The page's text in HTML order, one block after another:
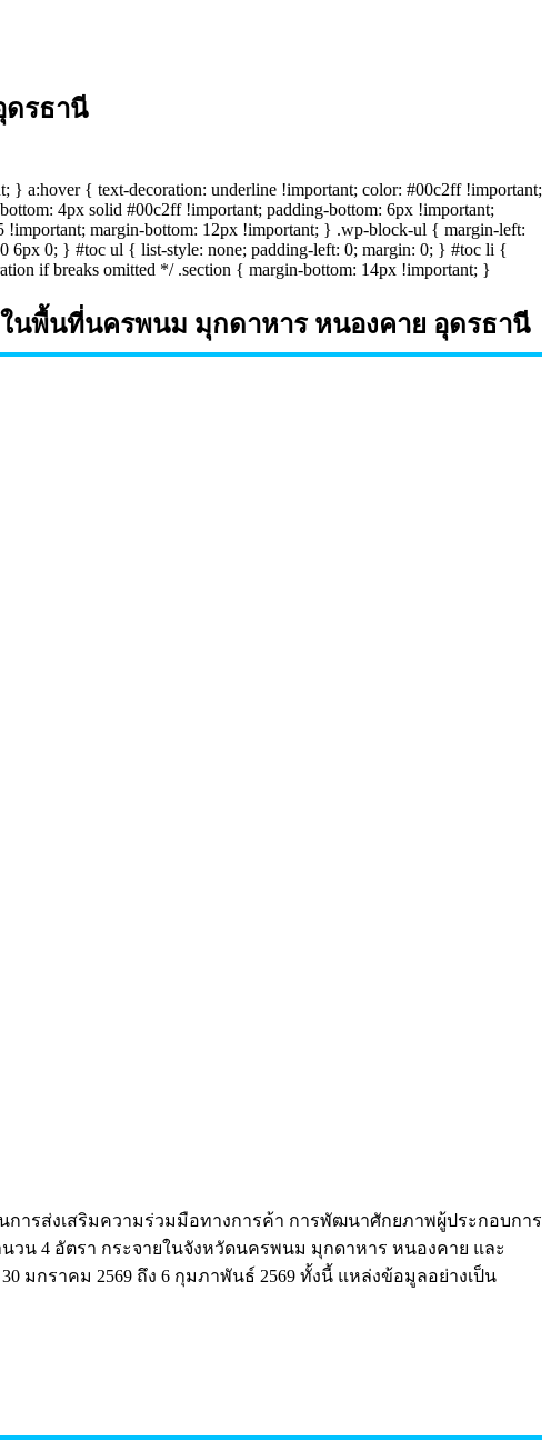
ดรธานี
} a:hover { text-decoration: underline !important; color: #00c2ff !important;
4px solid #00c2ff !important; padding-bottom: 6px !important;
margin-bottom: 12px !important; } .wp-block-ul { margin-left:
6px 0; } #toc ul { list-style: none; padding-left: 0; margin: 0; } #toc li {
if breaks omitted */ .section { margin-bottom: 14px !important; }
นพื้นที่นครพนม มุกดาหาร หนองคาย อุดรธานี
ารส่งเสริมความร่วมมือทางการค้า การพัฒนาศักยภาพผู้ประกอบการ
นวน 4 อัตรา กระจายในจังหวัดนครพนม มุกดาหาร หนองคาย และ
มกราคม 2569 ถึง 6 กุมภาพันธ์ 2569 ทั้งนี้ แหล่งข้อมูลอย่างเป็น